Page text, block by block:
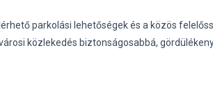
parkolási lehetőségek és a közös
közlekedés biztonságosabbá,